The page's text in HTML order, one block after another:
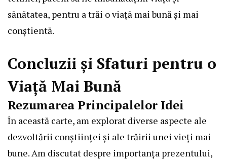
sănătatea, pentru a trăi o viață mai bună și mai
conștientă.
Concluzii și Sfaturi pentru o
Viață Mai Bună
Rezumarea Principalelor Idei
În această carte, am explorat diverse aspecte ale
dezvoltării conștiinței și ale trăirii unei vieți mai
bune. Am discutat despre importanța prezentului,